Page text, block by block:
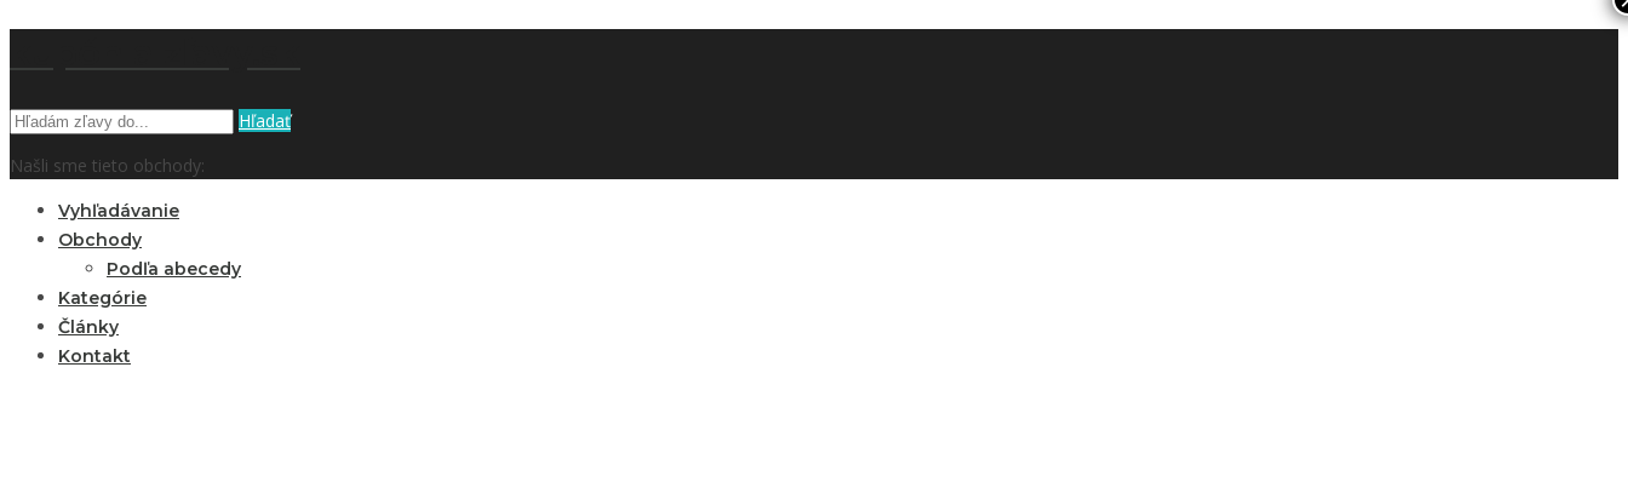
Hľadať
Našli sme tieto obchody:
Vyhľadávanie
Obchody
Podľa abecedy
Kategórie
Články
Kontakt